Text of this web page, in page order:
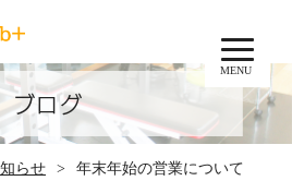
MENU
ブログ
らせ 年末年始の営業について